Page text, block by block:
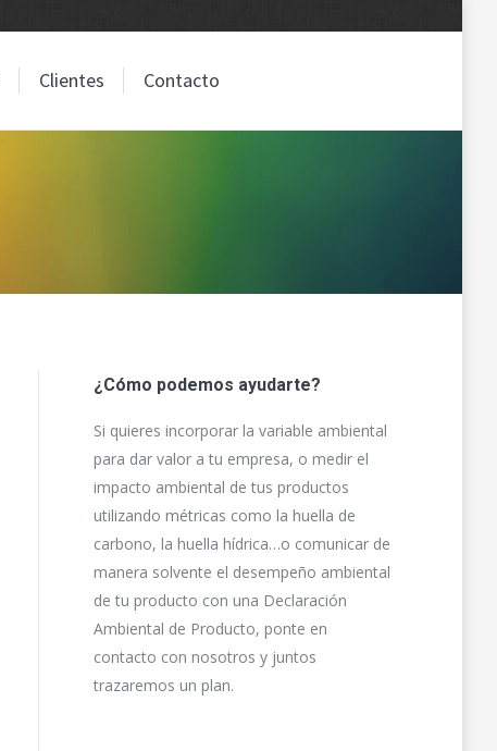
Clientes Contacto
¿Cómo podemos ayudarte?
Si quieres incorporar la variable ambiental
para dar valor a tu empresa, o medir el
impacto ambiental de tus productos
utilizando métricas como la huella de
carbono, la huella hídrica…o comunicar de
manera solvente el desempeño ambiental
de tu producto con una Declaración
Ambiental de Producto, ponte en
contacto con nosotros y juntos
trazaremos un plan.